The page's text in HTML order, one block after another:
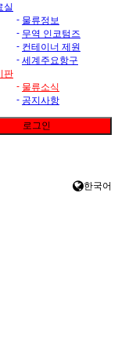
실
- 물류정보
- 무역 인코텀즈
- 컨테이너 제원
- 세계주요항구
판
- 물류소식
- 공지사항
로그인
한국어